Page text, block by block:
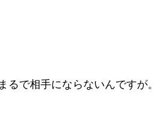
で相手にならないんですが。